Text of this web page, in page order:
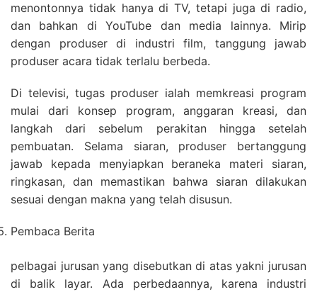
menontonnya tidak hanya di TV, tetapi juga di radio,
dan bahkan di YouTube dan media lainnya. Mirip
dengan produser di industri film, tanggung jawab
produser acara tidak terlalu berbeda.
Di televisi, tugas produser ialah memkreasi program
mulai dari konsep program, anggaran kreasi, dan
langkah dari sebelum perakitan hingga setelah
pembuatan. Selama siaran, produser bertanggung
jawab kepada menyiapkan beraneka materi siaran,
ringkasan, dan memastikan bahwa siaran dilakukan
sesuai dengan makna yang telah disusun.
Pembaca Berita
pelbagai jurusan yang disebutkan di atas yakni jurusan
di balik layar. Ada perbedaannya, karena industri